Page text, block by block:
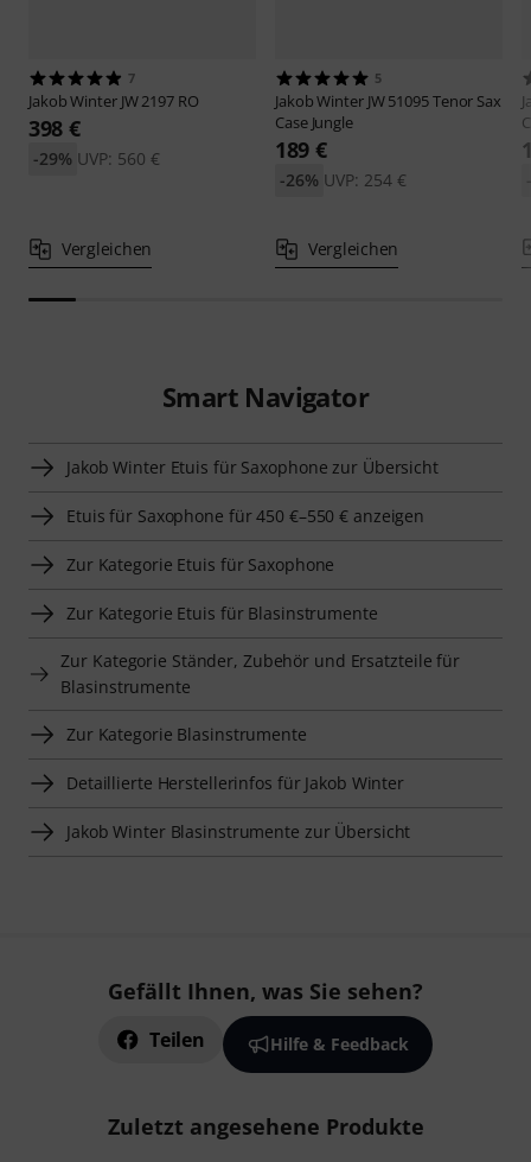
7
Jakob Winter JW 2197 RO
398 €
UVP: 560 €
-29%
Vergleichen
5
Jakob Winter JW 51095 Tenor Sax
Case Jungle
189 €
UVP: 254 €
-26%
Vergleichen
Smart Navigator
Jakob Winter Etuis für Saxophone zur Übersicht
Etuis für Saxophone für 450 €–550 € anzeigen
Zur Kategorie Etuis für Saxophone
Zur Kategorie Etuis für Blasinstrumente
Zur Kategorie Ständer, Zubehör und Ersatzteile für
Blasinstrumente
Zur Kategorie Blasinstrumente
Detaillierte Herstellerinfos für Jakob Winter
Jakob Winter Blasinstrumente zur Übersicht
Gefällt Ihnen, was Sie sehen?
Teilen Hilfe & Feedback
Zuletzt angesehene Produkte